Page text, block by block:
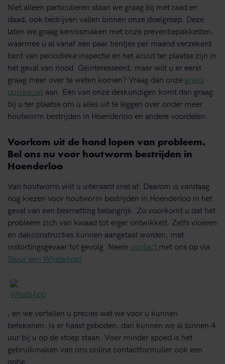
Niet alleen particulieren staan we graag bij met raad en
daad, ook bedrijven vallen binnen onze doelgroep. Deze
laten we graag kennismaken met onze preventiepakketten,
waarmee u al vanaf een paar tientjes per maand verzekerd
bent van periodieke inspectie én het acuut ter plaatse zijn in
het geval van nood. Geïnteresseerd, maar wilt u er eerst
graag meer over te weten komen? Vraag dan onze gratis
quickscan aan. Eén van onze deskundigen komt dan graag
bij u ter plaatse om u alles uit te leggen over onder meer
houtworm bestrijden in Hoenderloo en andere voordelen.
Voorkom uit de hand lopen van probleem.
Bel ons nu voor houtworm bestrijden in
Hoenderloo
Van houtworm wilt u uiteraard snel af. Daarom is vandaag
nog kiezen voor houtworm bestrijden in Hoenderloo in het
geval van een besmetting belangrijk. Zo voorkomt u dat het
probleem zich van kwaad tot erger ontwikkelt. Zelfs vloeren
en dakconstructies kunnen aangetast worden, met
instortingsgevaar tot gevolg. Neem contact met ons op via
Stuur een WhatsApp!
, en we vertellen u precies wat we voor u kunnen
betekenen. Is er haast geboden, dan kunnen we al binnen 4
uur bij u op de stoep staan. Voor minder spoed is het
gebruikmaken van ons online contactformulier ook een
optie.